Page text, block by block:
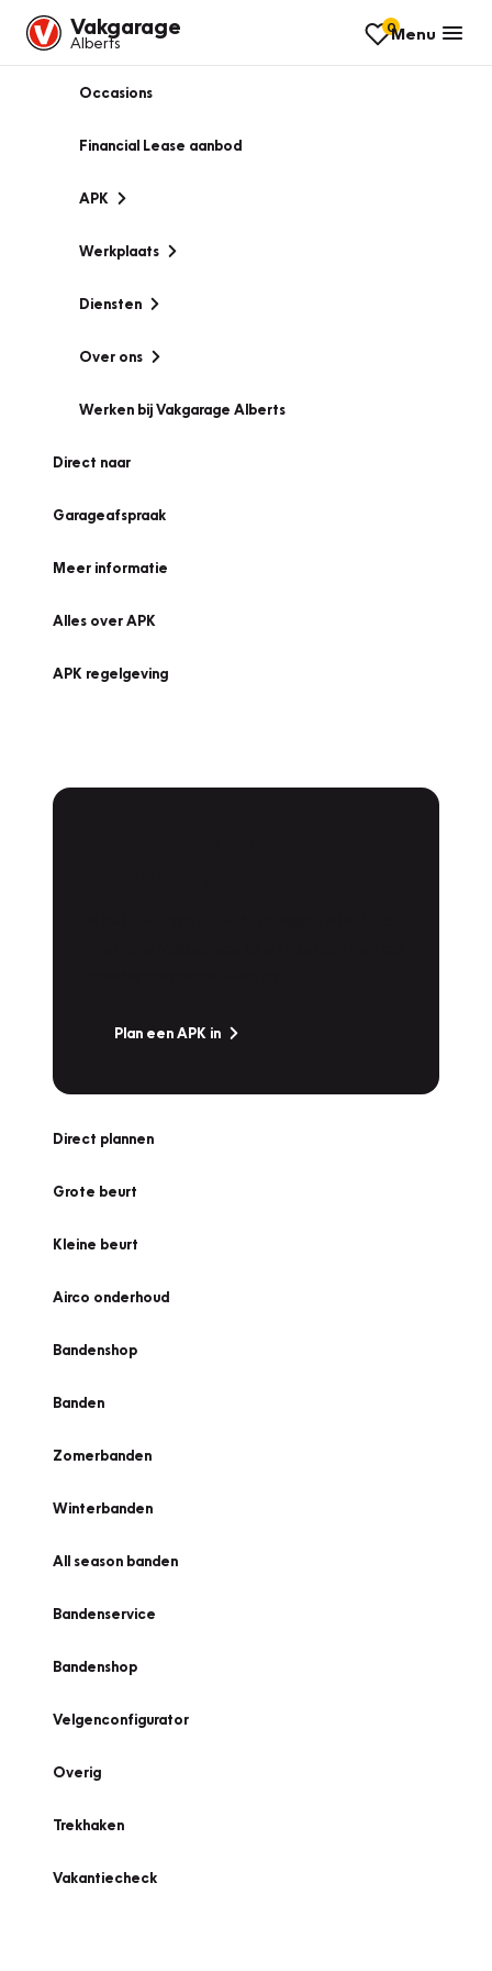
Vakgarage
Alberts
0Menu
Occasions
Financial Lease aanbod
APK
Werkplaats
Diensten
Over ons
Werken bij Vakgarage Alberts
Direct naar
Garageafspraak
Meer informatie
Alles over APK
APK regelgeving
Plan een APK in
Direct plannen
Grote beurt
Kleine beurt
Airco onderhoud
Bandenshop
Banden
Zomerbanden
Winterbanden
All season banden
Bandenservice
Bandenshop
Velgenconfigurator
Overig
Trekhaken
Vakantiecheck